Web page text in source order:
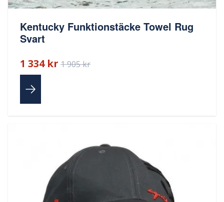
Kentucky Funktionstäcke Towel Rug
Svart
1 334 kr 1 905 kr